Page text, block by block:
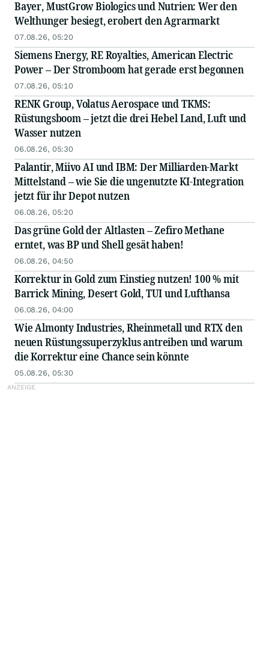
Bayer, MustGrow Biologics und Nutrien: Wer den
Welthunger besiegt, erobert den Agrarmarkt
07.08.26, 05:20
Siemens Energy, RE Royalties, American Electric
Power – Der Stromboom hat gerade erst begonnen
07.08.26, 05:10
RENK Group, Volatus Aerospace und TKMS:
Rüstungsboom – jetzt die drei Hebel Land, Luft und
Wasser nutzen
06.08.26, 05:30
Palantir, Miivo AI und IBM: Der Milliarden-Markt
Mittelstand – wie Sie die ungenutzte KI-Integration
jetzt für ihr Depot nutzen
06.08.26, 05:20
Das grüne Gold der Altlasten – Zefiro Methane
erntet, was BP und Shell gesät haben!
06.08.26, 04:50
Korrektur in Gold zum Einstieg nutzen! 100 % mit
Barrick Mining, Desert Gold, TUI und Lufthansa
06.08.26, 04:00
Wie Almonty Industries, Rheinmetall und RTX den
neuen Rüstungssuperzyklus antreiben und warum
die Korrektur eine Chance sein könnte
05.08.26, 05:30